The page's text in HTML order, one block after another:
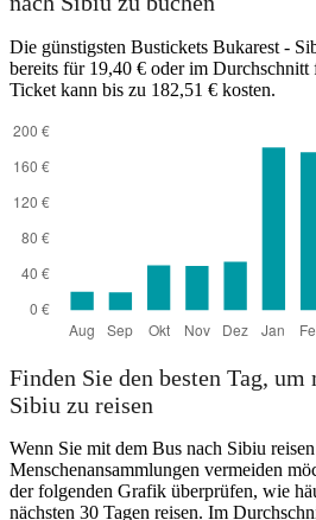
Die günstigsten Bustickets Bukarest -
bereits für 19,40 € oder im Durchschnitt
Ticket kann bis zu 182,51 € kosten.
Finden Sie den besten Tag,
Sibiu zu reisen
Wenn Sie mit dem Bus nach Sibiu
Menschenansammlungen vermeiden
der folgenden Grafik überprüfen, wie
nächsten 30 Tagen reisen. Im